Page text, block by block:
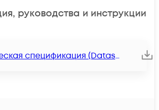
руководства и инструкции
Техническая спецификация (Datasheet)